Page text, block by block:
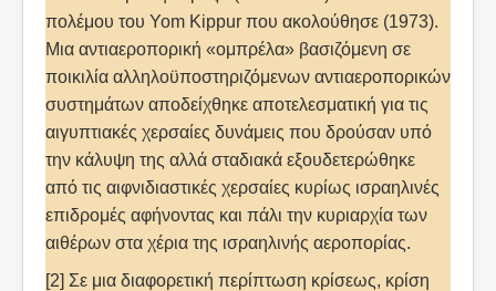
πολέμου του Yom Kippur που ακολούθησε (1973).
Μια αντιαεροπορική «ομπρέλα» βασιζόμενη σε
ποικιλία αλληλοϋποστηριζόμενων αντιαεροπορικών
συστημάτων αποδείχθηκε αποτελεσματική για τις
αιγυπτιακές χερσαίες δυνάμεις που δρούσαν υπό
την κάλυψη της αλλά σταδιακά εξουδετερώθηκε
από τις αιφνιδιαστικές χερσαίες κυρίως ισραηλινές
επιδρομές αφήνοντας και πάλι την κυριαρχία των
αιθέρων στα χέρια της ισραηλινής αεροπορίας.
[2] Σε μια διαφορετική περίπτωση κρίσεως, κρίση